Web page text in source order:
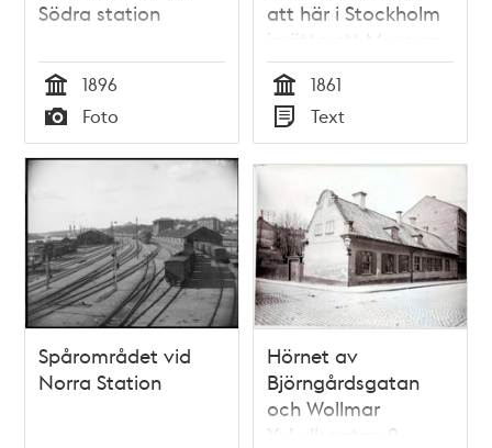
Södra station
Tid
1896
Typ
Foto
att här i Stockholm
inrätta ett Museum
för naturvetenskap,
slöjd och konst /
Carl Palmstedt
Tid
1861
Typ
Text
Spårområdet vid
Norra Station
Hörnet av
Björngårdsgatan
och Wollmar
Yxkullsgatan 2.